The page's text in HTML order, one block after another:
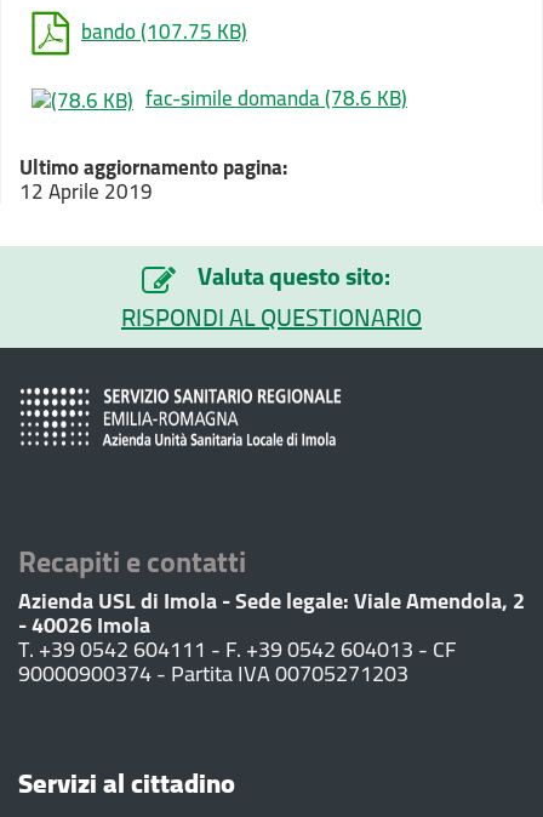
bando(107.75 KB)
fac-simile domanda(78.6 KB)
Ultimo aggiornamento pagina:
12 Aprile 2019
Valuta questo sito:
RISPONDI AL QUESTIONARIO
Recapiti e contatti
Azienda USL di Imola - Sede legale: Viale Amendola, 2
- 40026 Imola
T. +39 0542 604111 - F. +39 0542 604013 - CF
90000900374 - Partita IVA 00705271203
Servizi al cittadino